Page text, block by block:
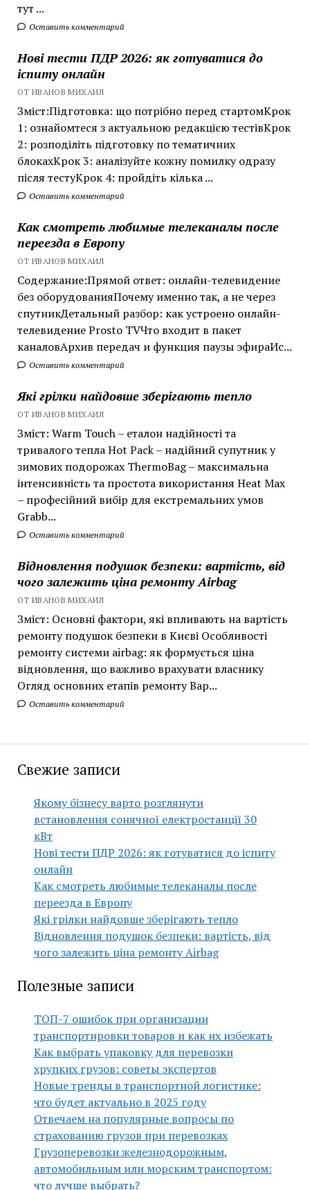
тут ...
Оставить комментарий
Нові тести ПДР 2026: як готуватися до
іспиту онлайн
ОТ ИВАНОВ МИХАИЛ
Зміст:Підготовка: що потрібно перед стартомКрок
1: ознайомтеся з актуальною редакцією тестівКрок
2: розподіліть підготовку по тематичних
блокахКрок 3: аналізуйте кожну помилку одразу
після тестуКрок 4: пройдіть кілька ...
Оставить комментарий
Как смотреть любимые телеканалы после
переезда в Европу
ОТ ИВАНОВ МИХАИЛ
Содержание:Прямой ответ: онлайн-телевидение
без оборудованияПочему именно так, а не через
спутникДетальный разбор: как устроено онлайн-
телевидение Prosto TVЧто входит в пакет
каналовАрхив передач и функция паузы эфираИс...
Оставить комментарий
Які грілки найдовше зберігають тепло
ОТ ИВАНОВ МИХАИЛ
Зміст: Warm Touch – еталон надійності та
тривалого тепла Hot Pack – надійний супутник у
зимових подорожах ThermoBag – максимальна
інтенсивність та простота використання Heat Max
– професійний вибір для екстремальних умов
Grabb...
Оставить комментарий
Відновлення подушок безпеки: вартість, від
чого залежить ціна ремонту Airbag
ОТ ИВАНОВ МИХАИЛ
Зміст: Основні фактори, які впливають на вартість
ремонту подушок безпеки в Києві Особливості
ремонту системи airbag: як формується ціна
відновлення, що важливо врахувати власнику
Огляд основних етапів ремонту Вар...
Оставить комментарий
Свежие записи
Якому бізнесу варто розглянути
встановлення сонячної електростанції 30
кВт
Нові тести ПДР 2026: як готуватися до іспиту
онлайн
Как смотреть любимые телеканалы после
переезда в Европу
Які грілки найдовше зберігають тепло
Відновлення подушок безпеки: вартість, від
чого залежить ціна ремонту Airbag
Полезные записи
ТОП-7 ошибок при организации
транспортировки товаров и как их избежать
Как выбрать упаковку для перевозки
хрупких грузов: советы экспертов
Новые тренды в транспортной логистике:
что будет актуально в 2025 году
Отвечаем на популярные вопросы по
страхованию грузов при перевозках
Грузоперевозки железнодорожным,
автомобильным или морским транспортом:
что лучше выбрать?